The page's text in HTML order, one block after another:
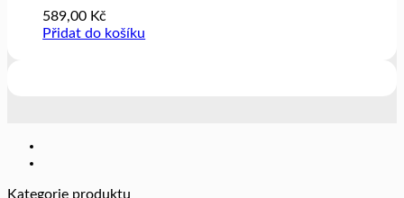
589,00 Kč
Přidat do košíku
Kategorie produktu